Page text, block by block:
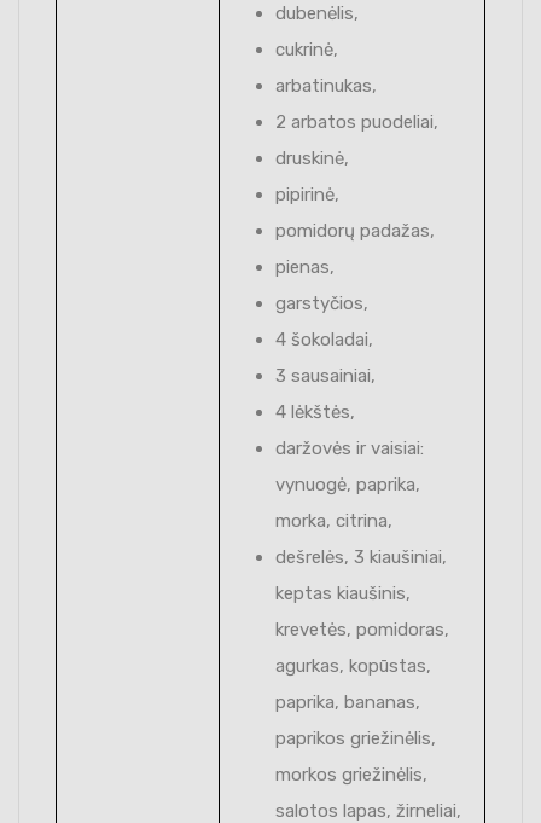
dubenėlis,
cukrinė,
arbatinukas,
2 arbatos puodeliai,
druskinė,
pipirinė,
pomidorų padažas,
pienas,
garstyčios,
4 šokoladai,
3 sausainiai,
4 lėkštės,
daržovės ir vaisiai:
vynuogė, paprika,
morka, citrina,
dešrelės, 3 kiaušiniai,
keptas kiaušinis,
krevetės, pomidoras,
agurkas, kopūstas,
paprika, bananas,
paprikos griežinėlis,
morkos griežinėlis,
salotos lapas, žirneliai,